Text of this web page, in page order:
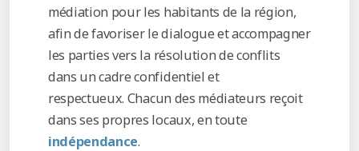
médiation pour les habitants de la région,
afin de favoriser le dialogue et accompagner
les parties vers la résolution de conflits
dans un cadre confidentiel et
respectueux. Chacun des médiateurs reçoit
dans ses propres locaux, en toute
indépendance.